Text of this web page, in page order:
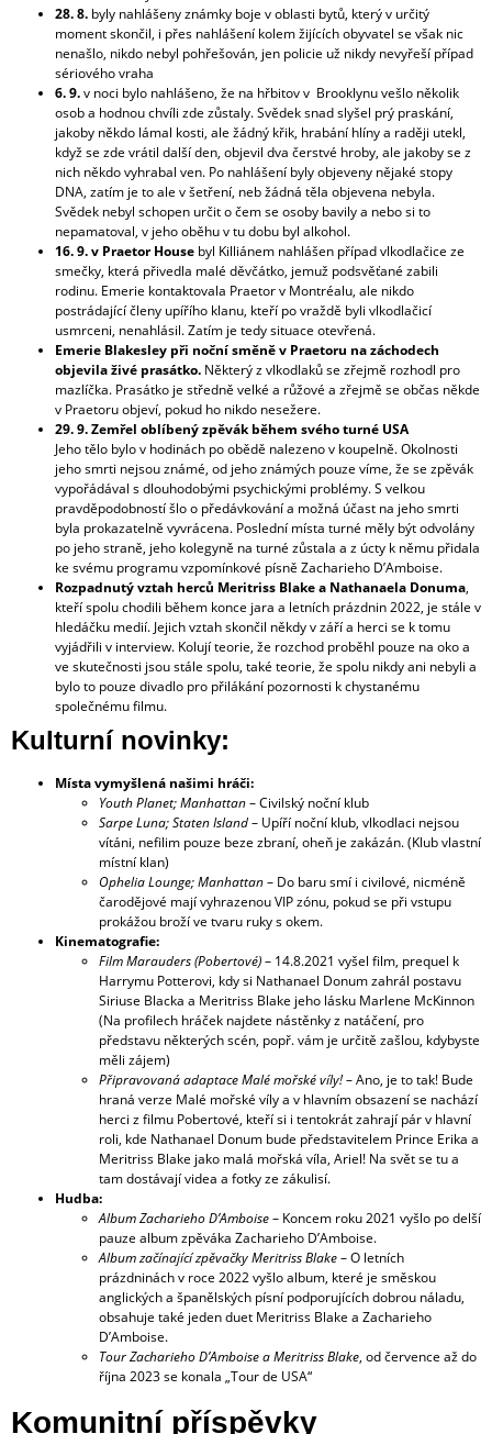
28. 8. byly nahlášeny známky boje v oblasti bytů, který v určitý
moment skončil, i přes nahlášení kolem žijících obyvatel se však nic
nenašlo, nikdo nebyl pohřešován, jen policie už nikdy nevyřeší případ
sériového vraha
6. 9.v noci bylo nahlášeno, že na hřbitov v Brooklynu vešlo několik
osob a hodnou chvíli zde zůstaly. Svědek snad slyšel prý praskání,
jakoby někdo lámal kosti, ale žádný křik, hrabání hlíny a raději utekl,
když se zde vrátil další den, objevil dva čerstvé hroby, ale jakoby se z
nich někdo vyhrabal ven. Po nahlášení byly objeveny nějaké stopy
DNA, zatím je to ale v šetření, neb žádná těla objevena nebyla.
Svědek nebyl schopen určit o čem se osoby bavily a nebo si to
nepamatoval, v jeho oběhu v tu dobu byl alkohol.
16. 9. v Praetor House byl Killiánem nahlášen případ vlkodlačice ze
smečky, která přivedla malé děvčátko, jemuž podsvěťané zabili
rodinu. Emerie kontaktovala Praetor v Montréalu, ale nikdo
postrádající členy upířího klanu, kteří po vraždě byli vlkodlačicí
usmrceni, nenahlásil. Zatím je tedy situace otevřená.
Emerie Blakesley při noční směně v Praetoru na záchodech
objevila živé prasátko. Některý z vlkodlaků se zřejmě rozhodl pro
mazlíčka. Prasátko je středně velké a růžové a zřejmě se občas někde
v Praetoru objeví, pokud ho nikdo nesežere.
29. 9. Zemřel oblíbený zpěvák během svého turné USA
Jeho tělo bylo v hodinách po obědě nalezeno v koupelně. Okolnosti
jeho smrti nejsou známé, od jeho známých pouze víme, že se zpěvák
vypořádával s dlouhodobými psychickými problémy. S velkou
pravděpodobností šlo o předávkování a možná účast na jeho smrti
byla prokazatelně vyvrácena. Poslední místa turné měly být odvolány
po jeho straně, jeho kolegyně na turné zůstala a z úcty k němu přidala
ke svému programu vzpomínkové písně Zacharieho D’Amboise.
Rozpadnutý vztah herců Meritriss Blake a Nathanaela Donuma,
kteří spolu chodili během konce jara a letních prázdnin 2022, je stále v
hledáčku medií. Jejich vztah skončil někdy v září a herci se k tomu
vyjádřili v interview. Kolují teorie, že rozchod proběhl pouze na oko a
ve skutečnosti jsou stále spolu, také teorie, že spolu nikdy ani nebyli a
bylo to pouze divadlo pro přilákání pozornosti k chystanému
společnému filmu.
Kulturní novinky:
Místa vymyšlená našimi hráči:
Youth Planet; Manhattan– Civilský noční klub
Sarpe Luna; Staten Island– Upíří noční klub, vlkodlaci nejsou
vítáni, nefilim pouze beze zbraní, oheň je zakázán. (Klub vlastní
místní klan)
Ophelia Lounge; Manhattan– Do baru smí i civilové, nicméně
čarodějové mají vyhrazenou VIP zónu, pokud se při vstupu
prokážou broží ve tvaru ruky s okem.
Kinematografie:
Film Marauders (Pobertové)– 14.8.2021 vyšel film, prequel k
Harrymu Potterovi, kdy si Nathanael Donum zahrál postavu
Siriuse Blacka a Meritriss Blake jeho lásku Marlene McKinnon
(Na profilech hráček najdete nástěnky z natáčení, pro
představu některých scén, popř. vám je určitě zašlou, kdybyste
měli zájem)
Připravovaná adaptace Malé mořské víly!– Ano, je to tak! Bude
hraná verze Malé mořské víly a v hlavním obsazení se nachází
herci z filmu Pobertové, kteří si i tentokrát zahrají pár v hlavní
roli, kde Nathanael Donum bude představitelem Prince Erika a
Meritriss Blake jako malá mořská víla, Ariel! Na svět se tu a
tam dostávají videa a fotky ze zákulisí.
Hudba:
Album Zacharieho D’Amboise– Koncem roku 2021 vyšlo po delší
pauze album zpěváka Zacharieho D’Amboise.
Album začínající zpěvačky Meritriss Blake– O letních
prázdninách v roce 2022 vyšlo album, které je směskou
anglických a španělských písní podporujících dobrou náladu,
obsahuje také jeden duet Meritriss Blake a Zacharieho
D’Amboise.
Tour Zacharieho D’Amboise a Meritriss Blake, od července až do
října 2023 se konala „Tour de USA“
Komunitní příspěvky